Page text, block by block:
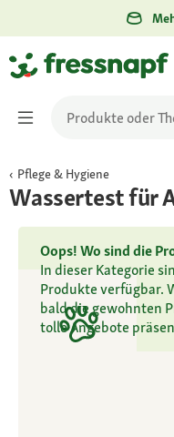
Pflege & Hygiene
Wassertest für
Oops! Wo sind die
In dieser Kategorie
Produkte verfügbar.
bald die gewohnten
tolle Angebote